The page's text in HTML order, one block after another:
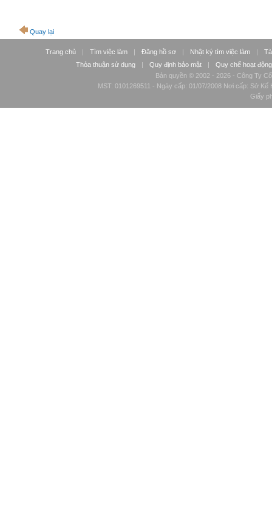
Quay lại
Trang chủ | Tìm việc làm | Đăng hồ sơ | Nhật ký tìm việc làm |
Thỏa thuận sử dụng
| Quy định bảo mật |
Quy chế hoạt động
Bản quyền © 2002 - 2026 - Công Ty
MST: 0101269511 - Ngày cấp: 01/07/2008 Nơi cấp: Sở
Giấy